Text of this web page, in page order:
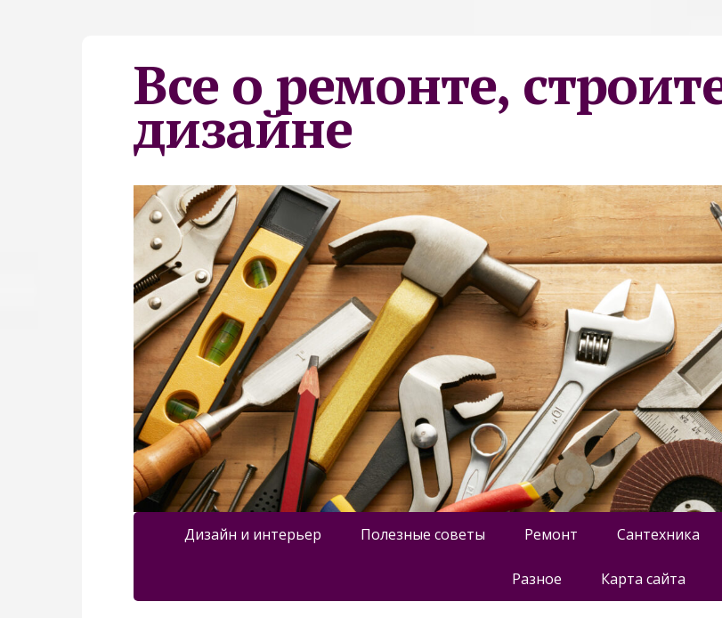
Все о ремонте,
дизайне
Дизайн и интерьер Полезные советы Ремонт Сантехника
Разное Карта сайта